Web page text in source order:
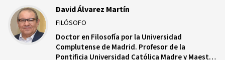
David Álvarez Martín
FILÓSOFO
Doctor en Filosofía por la Universidad
Complutense de Madrid. Profesor de la
Pontificia Universidad Católica Madre y Maestra